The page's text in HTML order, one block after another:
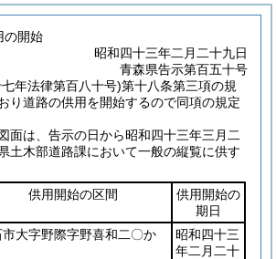
の開始
昭和四十三年二月二十九日
青森県告示第百五十号
年法律第百八十号)第十八条第三項の規
り道路の供用を開始するので同項の規定
面は、告示の日から昭和四十三年三月二
土木部道路課において一般の縦覧に供す
供用開始の区間
供用開始の
期日
市大字野際字野喜和二〇か
昭和四十三
年二月二十